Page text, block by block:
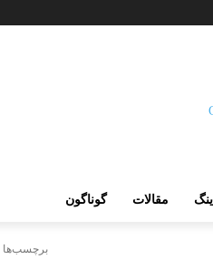
مقالات گوناگون
برچسب‌ها